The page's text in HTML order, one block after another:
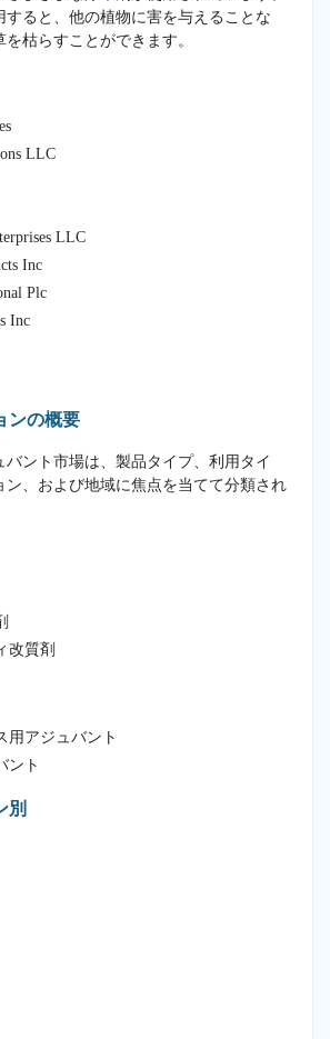
すると、他の植物に害を与えることな
枯らすことができます。
LLC
LLC
Inc
Plc
Inc
ンの概要
バント市場は、製品タイプ、利用タイ
ン、および地域に焦点を当てて分類され
改質剤
用アジュバント
ント
別